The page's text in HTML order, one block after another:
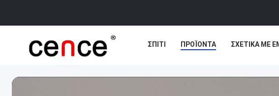
ΣΠΊΤΙ ΠΡΟΪΌΝΤΑ ΣΧΕΤΙΚΆ ΜΕ